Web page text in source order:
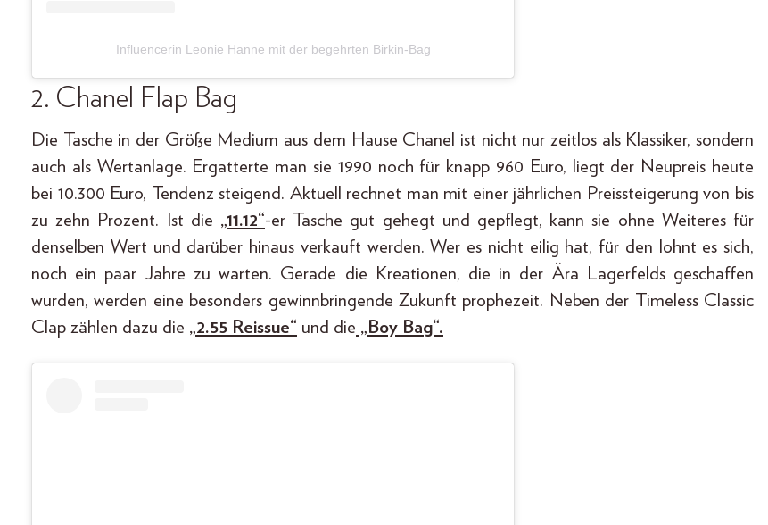
Influencerin Leonie Hanne mit der begehrten Birkin-Bag
2. Chanel Flap Bag
Die Tasche in der Größe Medium aus dem Hause Chanel ist nicht nur zeitlos als Klassiker, sondern
auch als Wertanlage. Ergatterte man sie 1990 noch für knapp 960 Euro, liegt der Neupreis heute
bei 10.300 Euro, Tendenz steigend. Aktuell rechnet man mit einer jährlichen Preissteigerung von bis
zu zehn Prozent. Ist die „11.12“-er Tasche gut gehegt und gepflegt, kann sie ohne Weiteres für
denselben Wert und darüber hinaus verkauft werden. Wer es nicht eilig hat, für den lohnt es sich,
noch ein paar Jahre zu warten. Gerade die Kreationen, die in der Ära Lagerfelds geschaffen
wurden, werden eine besonders gewinnbringende Zukunft prophezeit. Neben der Timeless Classic
Clap zählen dazu die „2.55 Reissue“ und die „Boy Bag“.